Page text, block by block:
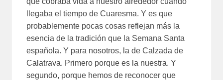
llegaba el tiempo de Cuaresma. Y es que
probablemente pocas cosas reflejan más la
esencia de la tradición que la Semana Santa
española. Y para nosotros, la de Calzada de
Calatrava. Primero porque es la nuestra. Y
segundo, porque hemos de reconocer que